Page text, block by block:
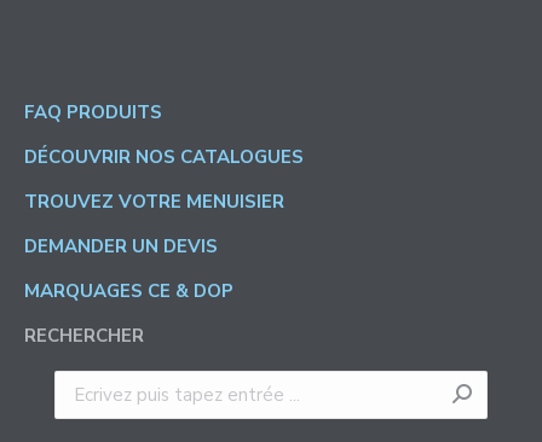
FAQ PRODUITS
DÉCOUVRIR NOS CATALOGUES
TROUVEZ VOTRE MENUISIER
DEMANDER UN DEVIS
MARQUAGES CE & DOP
RECHERCHER
Recherche
: